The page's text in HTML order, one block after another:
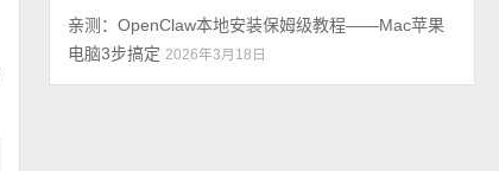
亲测：OpenClaw本地安装保姆级教程——Mac苹果
电脑3步搞定 2026年3月18日